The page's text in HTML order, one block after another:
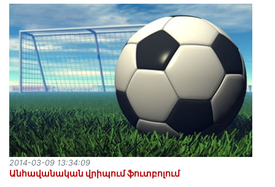
Անհավանական վրիպում ֆուտբոլում
2014-03-09 13:34:09